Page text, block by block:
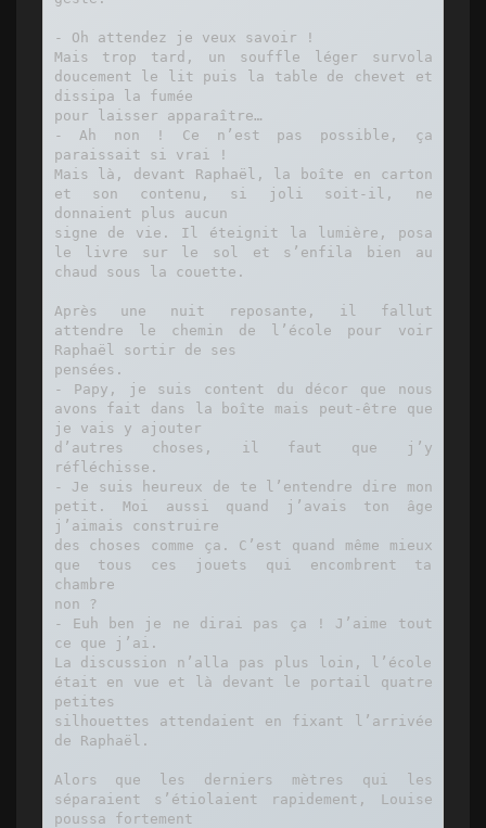
- Oh attendez je veux savoir !
Mais trop tard, un souffle léger survola
doucement le lit puis la table de chevet et
dissipa la fumée
pour laisser apparaître…
- Ah non ! Ce n’est pas possible, ça
paraissait si vrai !
Mais là, devant Raphaël, la boîte en carton
et son contenu, si joli soit-il, ne
donnaient plus aucun
signe de vie. Il éteignit la lumière, posa
le livre sur le sol et s’enfila bien au
chaud sous la couette.
Après une nuit reposante, il fallut
attendre le chemin de l’école pour voir
Raphaël sortir de ses
pensées.
- Papy, je suis content du décor que nous
avons fait dans la boîte mais peut-être que
je vais y ajouter
d’autres choses, il faut que j’y
réfléchisse.
- Je suis heureux de te l’entendre dire mon
petit. Moi aussi quand j’avais ton âge
j’aimais construire
des choses comme ça. C’est quand même mieux
que tous ces jouets qui encombrent ta
chambre
non ?
- Euh ben je ne dirai pas ça ! J’aime tout
ce que j’ai.
La discussion n’alla pas plus loin, l’école
était en vue et là devant le portail quatre
petites
silhouettes attendaient en fixant l’arrivée
de Raphaël.
Alors que les derniers mètres qui les
séparaient s’étiolaient rapidement, Louise
poussa fortement